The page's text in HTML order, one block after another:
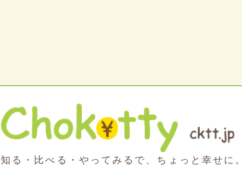
知る・比べる・やってみるで、ちょっと幸せに。